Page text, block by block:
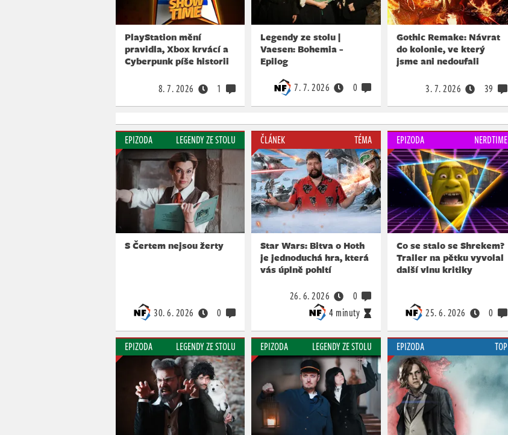
PlayStation mění
pravidla, Xbox krvácí a
Cyberpunk píše historii
8. 7. 2026 1
Legendy ze stolu |
Vaesen: Bohemia -
Epilog
7. 7. 2026 0
Gothic Remake: Návrat
do kolonie, ve který
jsme ani nedoufali
3. 7. 2026 39
EPIZODA LEGENDY ZE STOLU
S Čertem nejsou žerty
30. 6. 2026 0
ČLÁNEK TÉMA
Star Wars: Bitva o Hoth
je jednoduchá hra, která
vás úplně pohltí
4 minuty
26. 6. 2026 0
EPIZODA NERDTIME
Co se stalo se Shrekem?
Trailer na pětku vyvolal
další vlnu kritiky
25. 6. 2026 0
EPIZODA LEGENDY ZE STOLU EPIZODA LEGENDY ZE STOLU EPIZODA TOP